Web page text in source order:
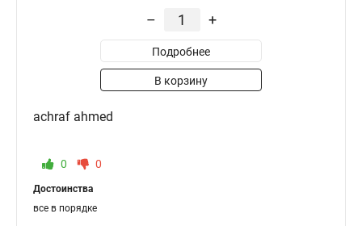
– +
Подробнее
В корзину
achraf ahmed
0 0
Достоинства
все в порядке